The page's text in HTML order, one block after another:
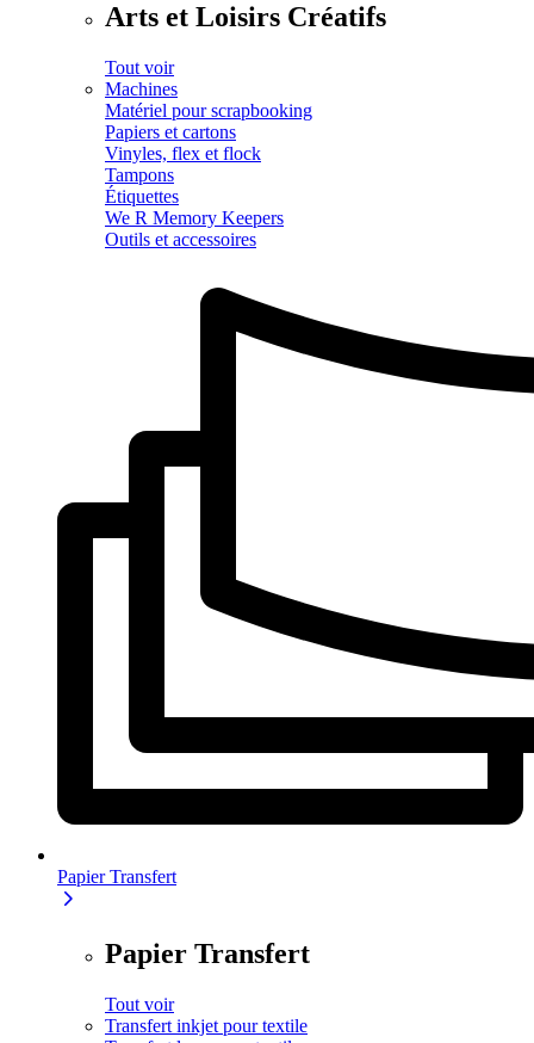
Arts et Loisirs Créatifs
Tout voir
Machines
Matériel pour scrapbooking
Papiers et cartons
Vinyles, flex et flock
Tampons
Étiquettes
We R Memory Keepers
Outils et accessoires
Papier Transfert
Papier Transfert
Tout voir
Transfert inkjet pour textile